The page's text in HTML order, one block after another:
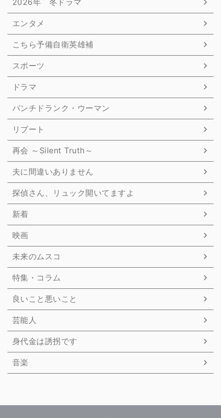
エンタメ
こちら予備自衛英雄補
スポーツ
ドラマ
パンチドランク・ウーマン
リブート
再会 ～Silent Truth～
夫に間違いありません
探偵さん、リュック開いてますよ
新着
映画
未来のムスコ
特集・コラム
良いこと悪いこと
芸能人
身代金は誘拐です
音楽